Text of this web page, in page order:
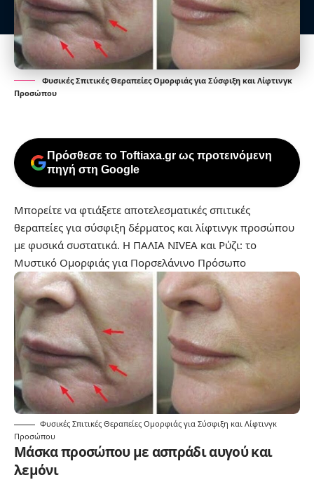
Φυσικές Σπιτικές Θεραπείες Ομορφιάς για Σύσφιξη και Λίφτινγκ
Προσώπου
Πρόσθεσε το Toftiaxa.gr ως προτεινόμενη
πηγή στη Google
Μπορείτε να φτιάξετε αποτελεσματικές σπιτικές
θεραπείες για σύσφιξη δέρματος και λίφτινγκ προσώπου
με φυσικά συστατικά. Η ΠΑΛΙΑ NIVEA και Ρύζι: το
Μυστικό Ομορφιάς για Πορσελάνινο Πρόσωπο
Φυσικές Σπιτικές Θεραπείες Ομορφιάς για Σύσφιξη και Λίφτινγκ
Προσώπου
Μάσκα προσώπου με ασπράδι αυγού και
λεμόνι